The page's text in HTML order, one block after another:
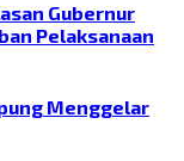
Gubernur
Pelaksanaan
Menggelar